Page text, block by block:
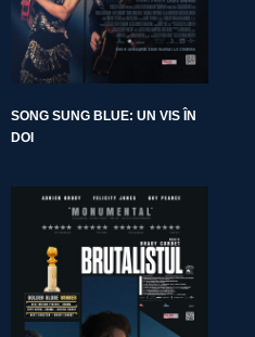
SONG SUNG BLUE: UN VIS ÎN
DOI